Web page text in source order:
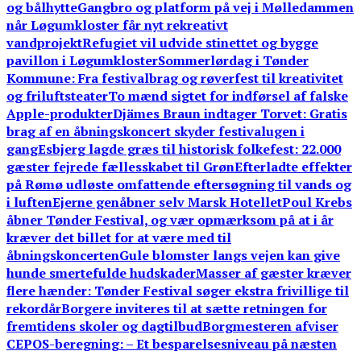
og bålhytteGangbro og platform på vej i Mølledammen
når Løgumkloster får nyt rekreativt
vandprojektRefugiet vil udvide stinettet og bygge
pavillon i LøgumklosterSommerlørdag i Tønder
Kommune: Fra festivalbrag og røverfest til kreativitet
og friluftsteaterTo mænd sigtet for indførsel af falske
Apple-produkterDjämes Braun indtager Torvet: Gratis
brag af en åbningskoncert skyder festivalugen i
gangEsbjerg lagde græs til historisk folkefest: 22.000
gæster fejrede fællesskabet til GrønEfterladte effekter
på Rømø udløste omfattende eftersøgning til vands og
i luftenEjerne genåbner selv Marsk HotelletPoul Krebs
åbner Tønder Festival, og vær opmærksom på at i år
kræver det billet for at være med til
åbningskoncertenGule blomster langs vejen kan give
hunde smertefulde hudskaderMasser af gæster kræver
flere hænder: Tønder Festival søger ekstra frivillige til
rekordårBorgere inviteres til at sætte retningen for
fremtidens skoler og dagtilbudBorgmesteren afviser
CEPOS-beregning: – Et besparelsesniveau på næsten